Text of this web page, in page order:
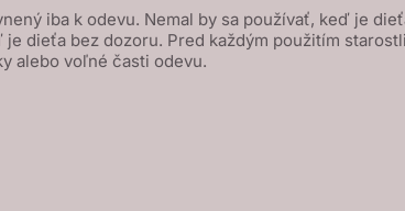
iba k odevu. Nemal by sa používať, keď je
dieťa bez dozoru. Pred každým použitím
alebo voľné časti odevu.